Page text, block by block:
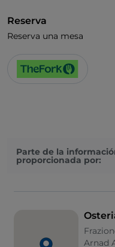
Reserva
Reserva una mesa
Parte de la
proporcionada por:
Arnad